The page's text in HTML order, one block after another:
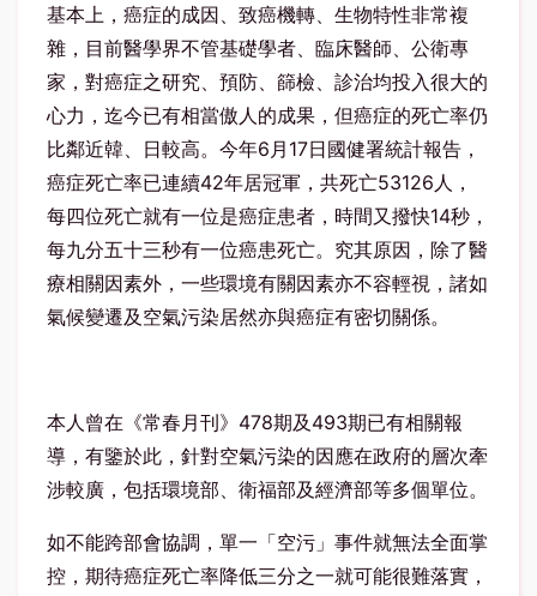
基本上，癌症的成因、致癌機轉、生物特性非常複
雜，目前醫學界不管基礎學者、臨床醫師、公衛專
家，對癌症之研究、預防、篩檢、診治均投入很大的
心力，迄今已有相當傲人的成果，但癌症的死亡率仍
比鄰近韓、日較高。今年6月17日國健署統計報告，
癌症死亡率已連續42年居冠軍，共死亡53126人，
每四位死亡就有一位是癌症患者，時間又撥快14秒，
每九分五十三秒有一位癌患死亡。究其原因，除了醫
療相關因素外，一些環境有關因素亦不容輕視，諸如
氣候變遷及空氣污染居然亦與癌症有密切關係。
本人曾在《常春月刊》478期及493期已有相關報
導，有鑒於此，針對空氣污染的因應在政府的層次牽
涉較廣，包括環境部、衛福部及經濟部等多個單位。
如不能跨部會協調，單一「空污」事件就無法全面掌
控，期待癌症死亡率降低三分之一就可能很難落實，